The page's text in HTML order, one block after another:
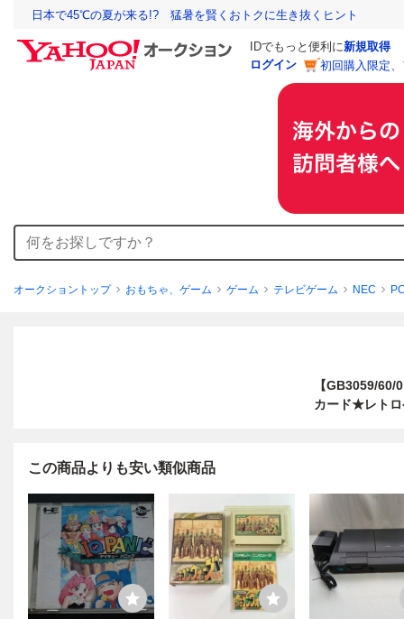
日本で45℃の夏が来る!? 猛暑を賢くおトクに生き抜くヒント
IDでもっと便利に新規取得
ログイン
初回購入限定
オークショントップ おもちゃ、ゲーム ゲーム テレビゲーム NEC
【GB3059/
カード★レト
この商品よりも安い類似商品